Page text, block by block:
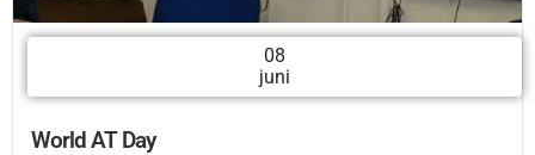
08
juni
World AT Day